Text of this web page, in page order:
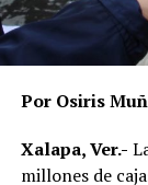
respetando el
momento no
señalaron que
su
Por Osiris
Xalapa, Ver.-
millones de